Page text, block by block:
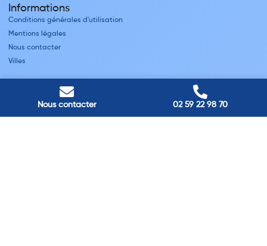
Nous contacter 02 59 22 98 70
Informations
Conditions générales d'utilisation
Mentions légales
Nous contacter
Villes
Nos adresses
Louviers